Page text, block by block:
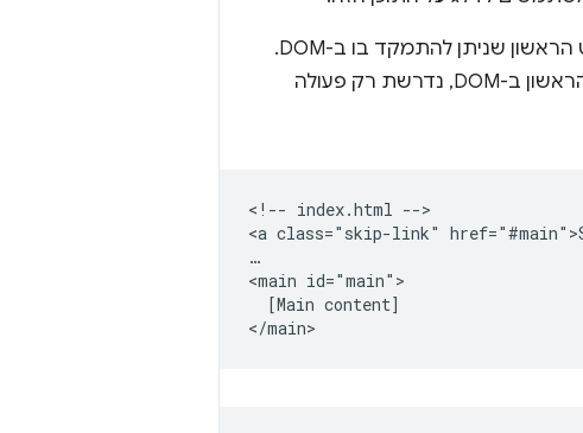
קישור לדילוג למקום מסוים בדף הוא עוגן מחוץ למסך, שתמיד מופיע כפריט הראשון שניתן להתמקד בו ב-DOM.
בדרך כלל הוא מכיל קישור בדף לתוכן העיקרי של הדף. מכיוון שזהו הרכיב הראשון ב-DOM, נדרשת רק פעולה
<!-- index.html -->
<a class="skip-link"
…
<main id="main">
  [Main content]